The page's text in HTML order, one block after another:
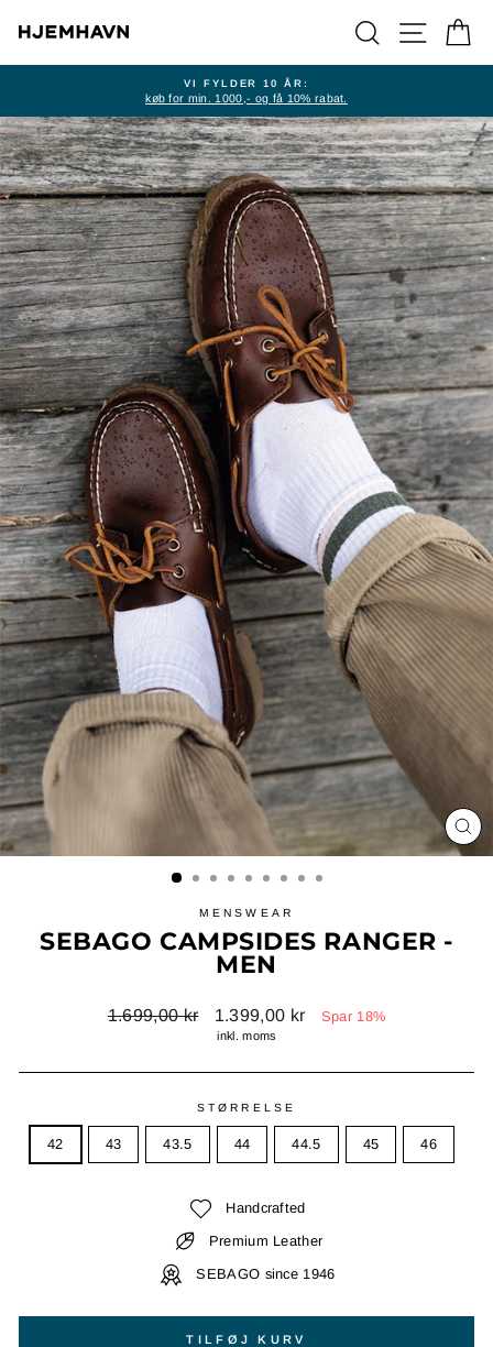
SØG
Stop
slideshow
VI FYLDER 10 ÅR:
køb for min. 1000,- og få 10% rabat.
MENSWEAR
SEBAGO CAMPSIDES RANGER -
MEN
Normal
1.699,00 kr Udsalgspris
1.399,00 kr Spar 18%
inkl. moms
STØRRELSE
42 43 43.5 44 44.5 45 46
Handcrafted
Premium Leather
SEBAGO since 1946
TILFØJ KURV